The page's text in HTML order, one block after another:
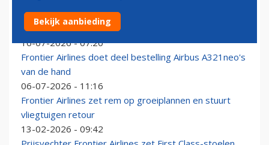
Ook Amerikaanse prijsvechter Frontier Airlines kiest
voor Starlink-internet
16-07-2026 - 07:20
Frontier Airlines doet deel bestelling Airbus A321neo's
van de hand
06-07-2026 - 11:16
Frontier Airlines zet rem op groeiplannen en stuurt
vliegtuigen retour
13-02-2026 - 09:42
Bekijk aanbieding